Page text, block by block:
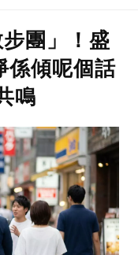
團」！盛
係傾呢個話
鳴